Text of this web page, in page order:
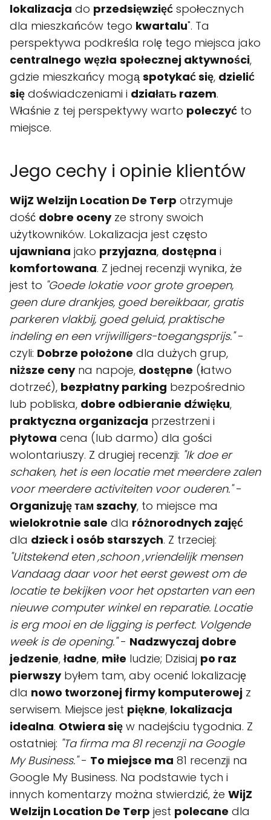
lokalizacja do przedsięwzięć społecznych
dla mieszkańców tego kwartalu". Ta
perspektywa podkreśla rolę tego miejsca jako
centralnego węzła społecznej aktywności,
gdzie mieszkańcy mogą spotykać się, dzielić
się doświadczeniami i działать razem.
Właśnie z tej perspektywy warto poleczyć to
miejsce.
Jego cechy i opinie klientów
WijZ Welzijn Location De Terp otrzymuje
dość dobre ocenyze strony swoich
użytkowników. Lokalizacja jest często
ujawniana jako przyjazna, dostępna i
komfortowana. Z jednej recenzji wynika, że
jest to "Goede lokatie voor grote groepen,
geen dure drankjes, goed bereikbaar, gratis
parkeren vlakbij, goed geluid, praktische
indeling en een vrijwilligers-toegangsprijs."-
czyli: Dobrze położone dla dużych grup,
niższe cenyna napoje, dostępne (łatwo
dotrzeć), bezpłatny parking bezpośrednio
lub pobliska, dobre odbieranie dźwięku,
praktyczna organizacja przestrzeni i
płytowa cena (lub darmo) dla gości
wolontariuszy. Z drugiej recenzji: "Ik doe er
schaken, het is een locatie met meerdere zalen
voor meerdere activiteiten voor ouderen."-
Organizuję там szachy, to miejsce ma
wielokrotnie sale dla różnorodnych zajęć
dla dzieck i osób starszych. Z trzeciej:
"Uitstekend eten ,schoon ,vriendelijk mensen
Vandaag daar voor het eerst gewest om de
locatie te bekijken voor het opstarten van een
nieuwe computer winkel en reparatie. Locatie
is erg mooi en de ligging is perfect. Volgende
week is de opening."- Nadzwyczaj dobre
jedzenie, ładne, miłe ludzie; Dzisiaj po raz
pierwszybyłem tam, aby ocenić lokalizację
dla nowo tworzonej firmy komputerowej z
serwisem. Miejsce jest piękne, lokalizacja
idealna. Otwiera się w nadejściu tygodnia. Z
ostatniej: "Ta firma ma 81 recenzji na Google
My Business."- To miejsce ma 81 recenzji na
Google My Business. Na podstawie tych i
innych komentarzy można stwierdzić, że WijZ
Welzijn Location De Terp jest polecane dla